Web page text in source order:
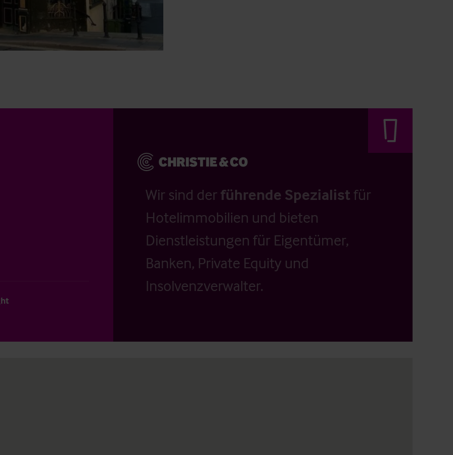
Wir sind der führende Spezialistfür
Hotelimmobilien und bieten
Dienstleistungen für Eigentümer,
Banken, Private Equity und
Insolvenzverwalter.